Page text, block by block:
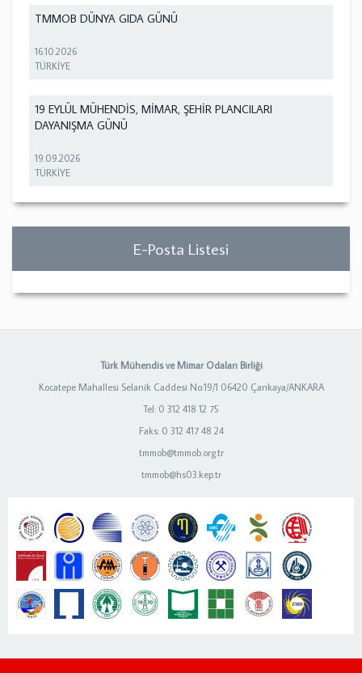
TMMOB DÜNYA GIDA GÜNÜ
16.10.2026
TÜRKİYE
19 EYLÜL MÜHENDİS, MİMAR, ŞEHİR PLANCILARI
DAYANIŞMA GÜNÜ
19.09.2026
TÜRKİYE
E-Posta Listesi
Türk Mühendis ve Mimar Odaları Birliği
Kocatepe Mahallesi Selanik Caddesi No:19/1 06420 Çankaya/ANKARA
Tel: 0 312 418 12 75
Faks: 0 312 417 48 24
tmmob@tmmob.org.tr
tmmob@hs03.kep.tr